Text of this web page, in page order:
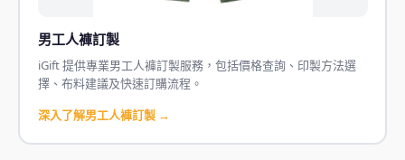
男工人褲訂製
iGift 提供專業男工人褲訂製服務，包括價格查詢、印製方法選
擇、布料建議及快速訂購流程。
深入了解男工人褲訂製 →